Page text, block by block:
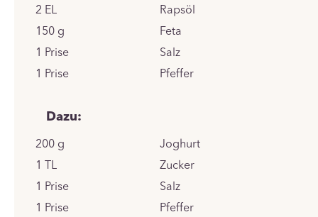
2 EL
Rapsöl
150 g
Feta
1 Prise
Salz
1 Prise Pfeffer
Dazu:
200 g
Joghurt
1 TL
Zucker
1 Prise
Salz
1 Prise Pfeffer